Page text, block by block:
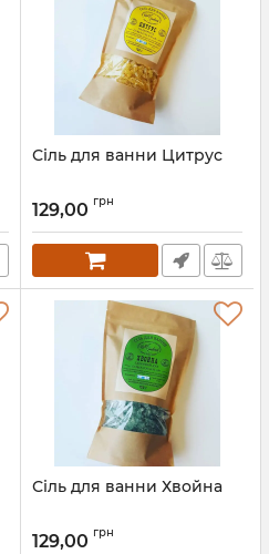
Сіль для ванни Цитрус
129,00 грн
Сіль для ванни Хвойна
129,00 грн